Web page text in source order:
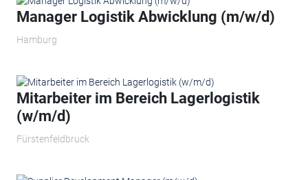
Manager Logistik Abwicklung (m/w/d)
Hamburg
Mitarbeiter im Bereich Lagerlogistik
(w/m/d)
Fürstenfeldbruck